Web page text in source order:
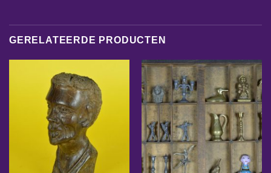
GERELATEERDE PRODUCTEN